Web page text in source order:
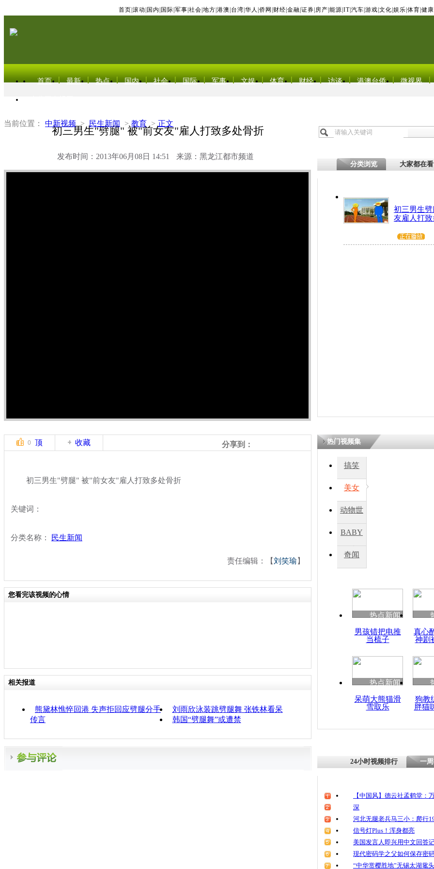
首页 滚动 国内 国际 军事 社会 地方 港澳 台湾 华人 侨网 财经 金融 证券 房产 能源 IT| 汽车 游戏 文化 娱乐 体育 健康
首页 最新 热点 国内 社会 国际 军事 文娱 体育 财经 访谈 港澳台侨 微视界
当前位置： 中新视频 > 民生新闻 > 教育 > 正文
初三男生"劈腿" 被"前女友"雇人打致多处骨折
发布时间：2013年06月08日 14:51 来源：黑龙江都市频道
分类浏览 大家都在看
初三男生
友雇人打
0 顶 收藏 分享到：
初三男生"劈腿" 被"前女友"雇人打致多处骨折
关键词：
分类名称： 民生新闻
责任编辑：【刘笑瑜 】
您看完该视频的心情
相关报道
熊黛林憔悴回港 失声拒回应劈腿分手
传言
刘雨欣泳装跳劈腿舞 张铁林看呆
韩国“劈腿舞”或遭禁
热门视频集
搞笑
美女
动物世
BABY
秀
奇闻
热点新闻
男孩错把电推
当梳子
真心
神剧
热点新闻
呆萌大熊猫滑
雪取乐
狗教
胖猫
24小时视频排行 一
【中国风】德云社孟鹤堂：
深
河北无腿老兵马三小：爬行
信号灯Plus！浑身都亮
美国发言人即兴用中文回答
现代密码学之父如何保存
“中华赏樱胜地”无锡太湖鼋